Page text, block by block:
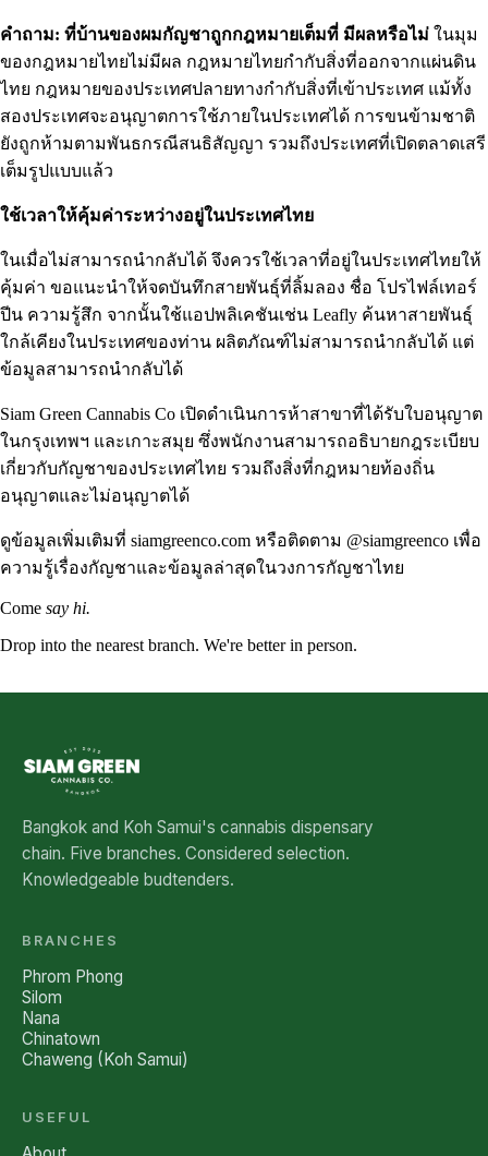
คำถาม: ที่บ้านของผมกัญชาถูกกฎหมายเต็มที่ มีผลหรือไม่ ในมุม
ของกฎหมายไทยไม่มีผล กฎหมายไทยกำกับสิ่งที่ออกจากแผ่นดิน
ไทย กฎหมายของประเทศปลายทางกำกับสิ่งที่เข้าประเทศ แม้ทั้ง
สองประเทศจะอนุญาตการใช้ภายในประเทศได้ การขนข้ามชาติ
ยังถูกห้ามตามพันธกรณีสนธิสัญญา รวมถึงประเทศที่เปิดตลาดเสรี
เต็มรูปแบบแล้ว
ใช้เวลาให้คุ้มค่าระหว่างอยู่ในประเทศไทย
ในเมื่อไม่สามารถนำกลับได้ จึงควรใช้เวลาที่อยู่ในประเทศไทยให้
คุ้มค่า ขอแนะนำให้จดบันทึกสายพันธุ์ที่ลิ้มลอง ชื่อ โปรไฟล์เทอร์
ปีน ความรู้สึก จากนั้นใช้แอปพลิเคชันเช่น Leafly ค้นหาสายพันธุ์
ใกล้เคียงในประเทศของท่าน ผลิตภัณฑ์ไม่สามารถนำกลับได้ แต่
ข้อมูลสามารถนำกลับได้
Siam Green Cannabis Co เปิดดำเนินการห้าสาขาที่ได้รับใบอนุญาต
ในกรุงเทพฯ และเกาะสมุย ซึ่งพนักงานสามารถอธิบายกฎระเบียบ
เกี่ยวกับกัญชาของประเทศไทย รวมถึงสิ่งที่กฎหมายท้องถิ่น
อนุญาตและไม่อนุญาตได้
ดูข้อมูลเพิ่มเติมที่ siamgreenco.com หรือติดตาม @siamgreenco เพื่อ
ความรู้เรื่องกัญชาและข้อมูลล่าสุดในวงการกัญชาไทย
Come say hi.
Drop into the nearest branch. We're better in person.
Bangkok and Koh Samui's cannabis dispensary
chain. Five branches. Considered selection.
Knowledgeable budtenders.
BRANCHES
Phrom Phong
Silom
Nana
Chinatown
Chaweng (Koh Samui)
USEFUL